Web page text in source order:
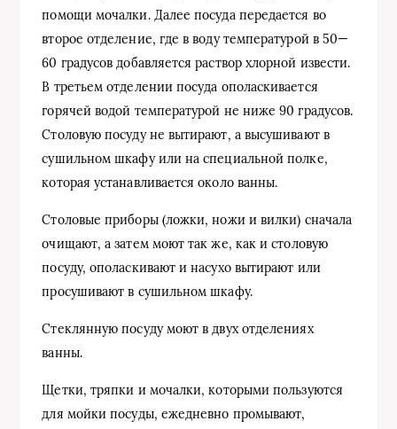
помощи мочалки. Далее посуда передается во
второе отделение, где в воду температурой в 50—
60 градусов добавляется раствор хлорной извести.
В третьем отделении посуда ополаскивается
горячей водой температурой не ниже 90 градусов.
Столовую посуду не вытирают, а высушивают в
сушильном шкафу или на специальной полке,
которая устанавливается около ванны.
Столовые приборы (ложки, ножи и вилки) сначала
очищают, а затем моют так же, как и столовую
посуду, ополаскивают и насухо вытирают или
просушивают в сушильном шкафу.
Стеклянную посуду моют в двух отделениях
ванны.
Щетки, тряпки и мочалки, которыми пользуются
для мойки посуды, ежедневно промывают,